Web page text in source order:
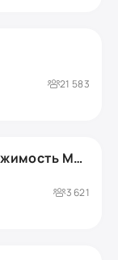
21 583
Коммерческая недвижимость Москвы
3 621